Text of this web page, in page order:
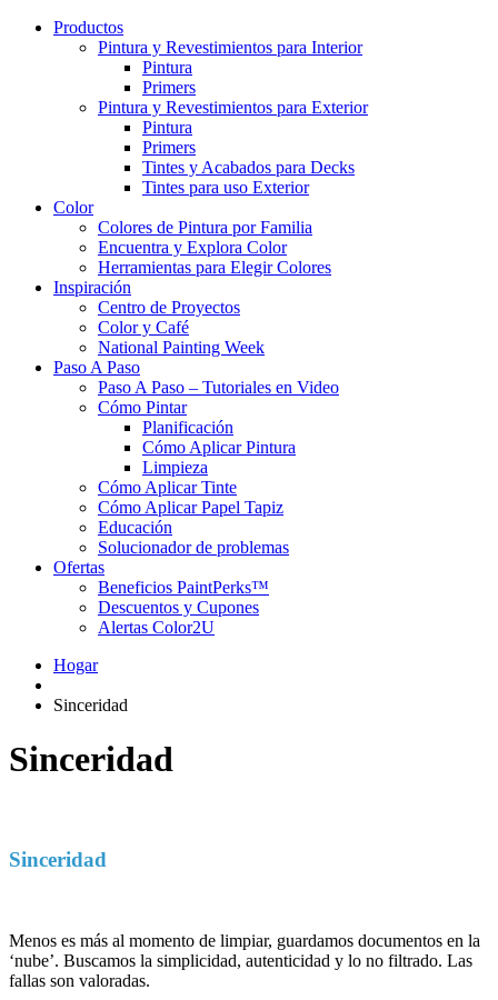
Productos
Pintura y Revestimientos para Interior
Pintura
Primers
Pintura y Revestimientos para Exterior
Pintura
Primers
Tintes y Acabados para Decks
Tintes para uso Exterior
Color
Colores de Pintura por Familia
Encuentra y Explora Color
Herramientas para Elegir Colores
Inspiración
Centro de Proyectos
Color y Café
National Painting Week
Paso A Paso
Paso A Paso – Tutoriales en Video
Cómo Pintar
Planificación
Cómo Aplicar Pintura
Limpieza
Cómo Aplicar Tinte
Cómo Aplicar Papel Tapiz
Educación
Solucionador de problemas
Ofertas
Beneficios PaintPerks™
Descuentos y Cupones
Alertas Color2U
Hogar
Sinceridad
Sinceridad
Sinceridad
Menos es más al momento de limpiar, guardamos documentos en la
‘nube’. Buscamos la simplicidad, autenticidad y lo no filtrado. Las
fallas son valoradas.